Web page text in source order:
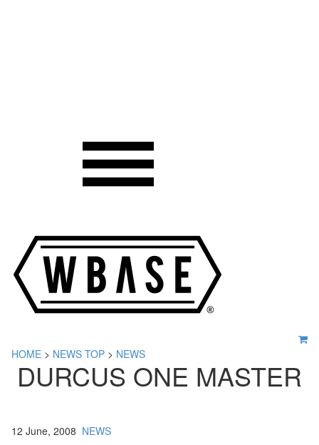
HOME > NEWS TOP > NEWS
DURCUS ONE MASTER
12 June, 2008 NEWS